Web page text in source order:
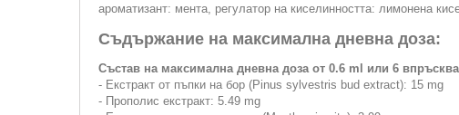
ароматизант: мента, регулатор на киселинността: лимонена
Съдържание на максимална дневна доза:
Състав на максимална дневна доза от 0.6 ml или 6
- Екстракт от пъпки на бор (Pinus sylvestris bud extract): 15 mg
- Прополис екстракт: 5.49 mg